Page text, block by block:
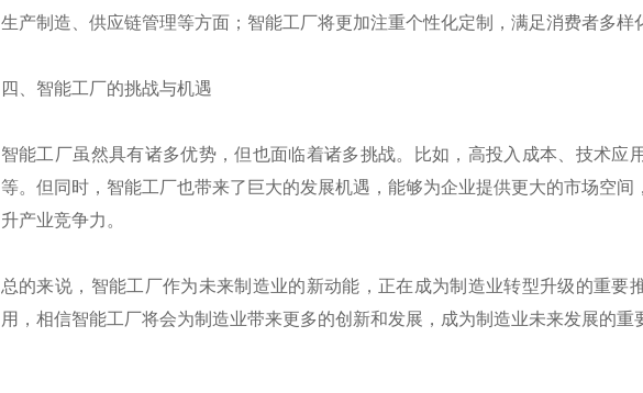
生产制造、供应链管理等方面；智能工厂将更加注重个性化定制，满足消费者多样
四、智能工厂的挑战与机遇
智能工厂虽然具有诸多优势，但也面临着诸多挑战。比如，高投入成本、技术应
等。但同时，智能工厂也带来了巨大的发展机遇，能够为企业提供更大的市场空间
升产业竞争力。
总的来说，智能工厂作为未来制造业的新动能，正在成为制造业转型升级的重要
用，相信智能工厂将会为制造业带来更多的创新和发展，成为制造业未来发展的重